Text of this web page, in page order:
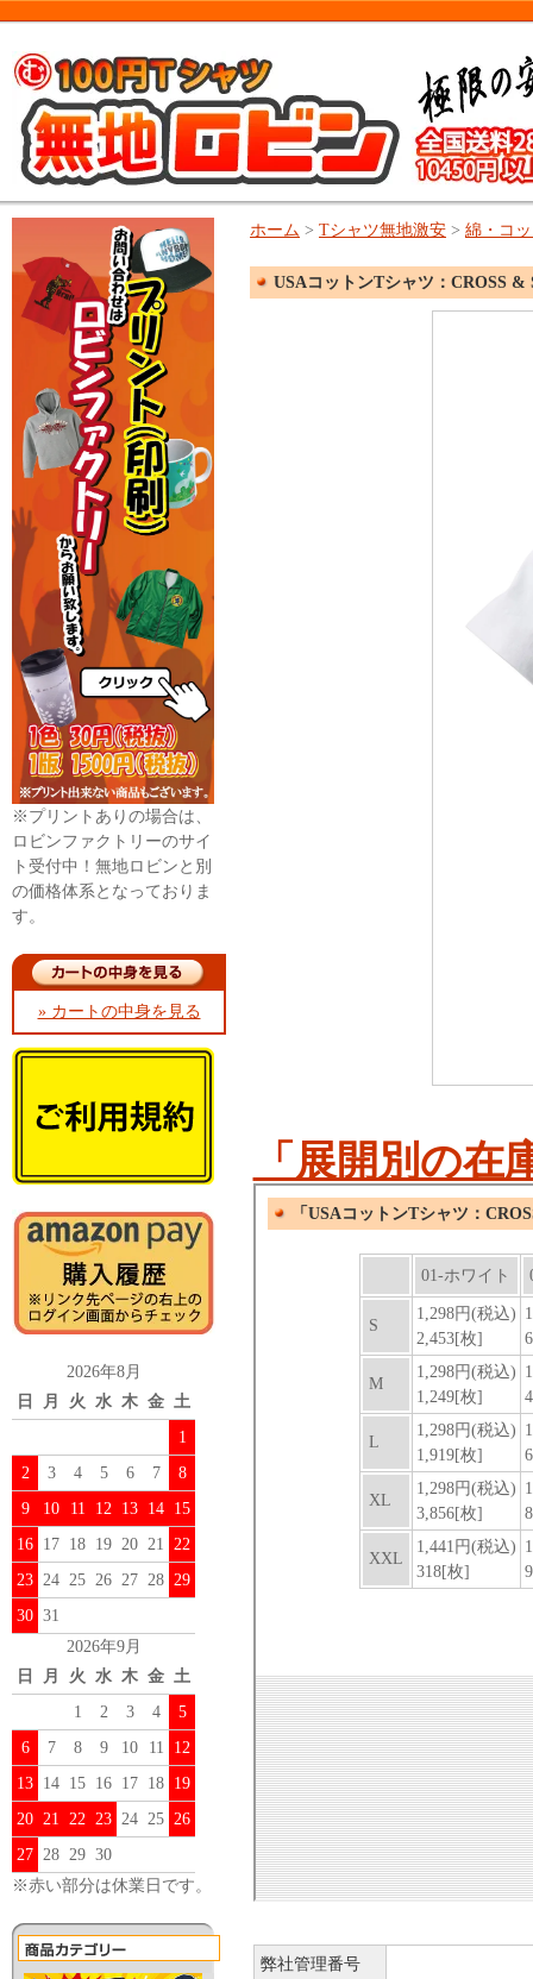
※プリントありの場合は、
ロビンファクトリーのサイ
ト受付中！無地ロビンと別
の価格体系となっておりま
す。
» カートの中身を見る
2026年8月
日
月 火 水 木 金 土
1
2
3 4 5 6 7
8
9
10 11 12 13 14 15
16 17 18 19 20 21 22
23 24 25 26 27 28 29
30 31
2026年9月
日
月 火 水 木 金 土
1
2 3 4
5
6
7 8 9 10 11
12
13 14 15 16 17 18 19
20 21 22 23 24 25 26
27 28 29 30
※赤い部分は休業日です。
ホーム > Tシャツ無地激安 > 綿・コ
USAコットンTシャツ：CROSS &
「展開別の在
弊社管理番号